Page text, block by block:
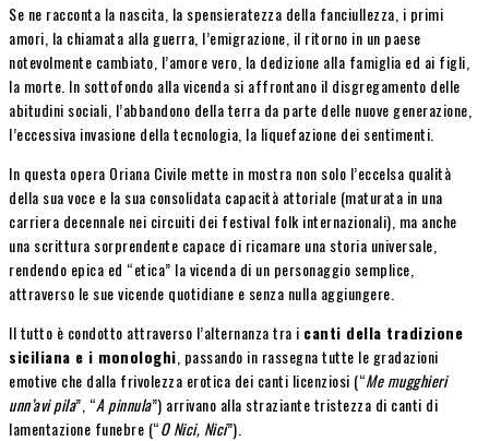
Se ne racconta la nascita, la spensieratezza della fanciullezza, i primi
amori, la chiamata alla guerra, l’emigrazione, il ritorno in un paese
notevolmente cambiato, l’amore vero, la dedizione alla famiglia ed ai figli,
la morte. In sottofondo alla vicenda si affrontano il disgregamento delle
abitudini sociali, l’abbandono della terra da parte delle nuove generazione,
l’eccessiva invasione della tecnologia, la liquefazione dei sentimenti.
In questa opera Oriana Civile mette in mostra non solo l’eccelsa qualità
della sua voce e la sua consolidata capacità attoriale (maturata in una
carriera decennale nei circuiti dei festival folk internazionali), ma anche
una scrittura sorprendente capace di ricamare una storia universale,
rendendo epica ed “etica” la vicenda di un personaggio semplice,
attraverso le sue vicende quotidiane e senza nulla aggiungere.
Il tutto è condotto attraverso l’alternanza tra i canti della tradizione
siciliana e i monologhi , passando in rassegna tutte le gradazioni
emotive che dalla frivolezza erotica dei canti licenziosi (“Me mugghieri
unn’avi pila”, “A pinnula”) arrivano alla straziante tristezza di canti di
lamentazione funebre (“O Nici, Nici”).